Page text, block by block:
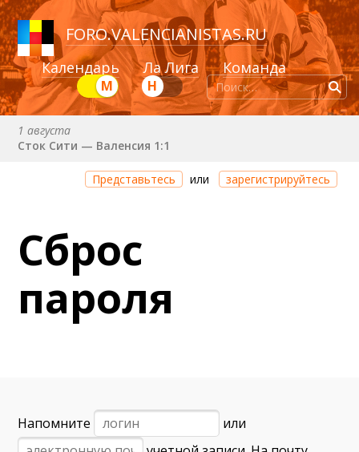
FORO.VALENCIANISTAS.RU
Календарь Ла Лига Команда
Н
М
1 августа
Сток Сити — Валенсия 1:1
Через 1 день 2 часа 9 минут
Валенсия — Ньюкасл
Валенсия — Сельта
25 августа (вт) в 21:00 (исп)
30 августа (вс) в 19:30 (исп)
примерно 13 сентября
Севилья — Валенсия
Представьтесь или зарегистрируйтесь
Сброс
пароля
Напомните
или